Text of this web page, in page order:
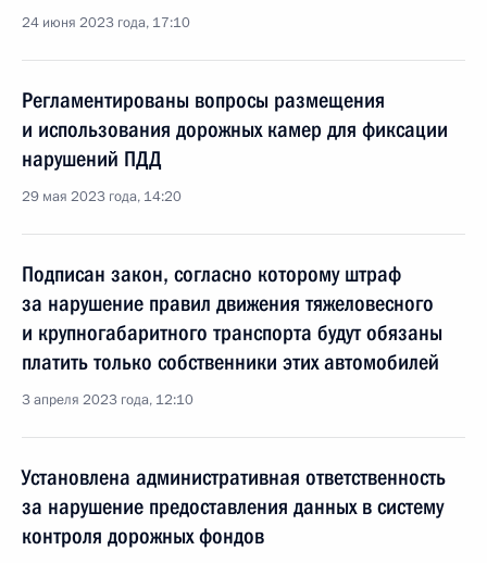
24 июня 2023 года, 17:10
Регламентированы вопросы размещения
и использования дорожных камер для фиксации
нарушений ПДД
29 мая 2023 года, 14:20
Подписан закон, согласно которому штраф
за нарушение правил движения тяжеловесного
и крупногабаритного транспорта будут обязаны
платить только собственники этих автомобилей
3 апреля 2023 года, 12:10
Установлена административная ответственность
за нарушение предоставления данных в систему
контроля дорожных фондов